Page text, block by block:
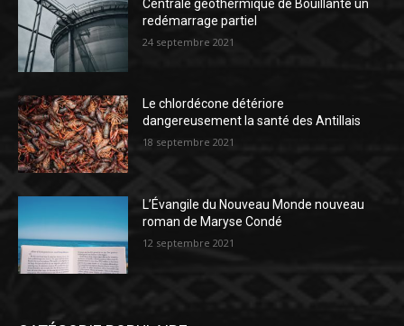
Centrale géothermique de Bouillante un
redémarrage partiel
24 septembre 2021
Le chlordécone détériore
dangereusement la santé des Antillais
18 septembre 2021
L’Évangile du Nouveau Monde nouveau
roman de Maryse Condé
12 septembre 2021